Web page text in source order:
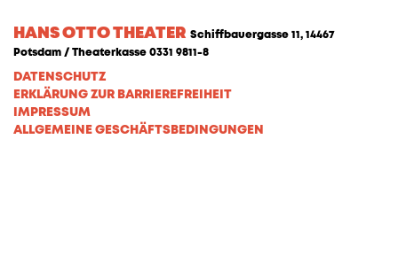
HANS OTTO THEATER Schiffbauergasse 11, 14467
Potsdam / Theaterkasse 0331 9811-8
DATENSCHUTZ
ERKLÄRUNG ZUR BARRIEREFREIHEIT
IMPRESSUM
ALLGEMEINE GESCHÄFTSBEDINGUNGEN